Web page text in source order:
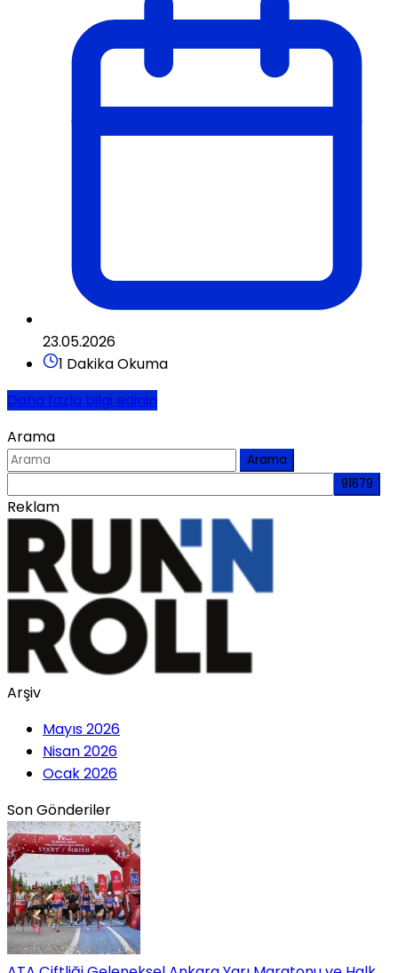
23.05.2026
1 Dakika Okuma
Daha fazla bilgi edinin
Arama
Arama
Reklam
Arşiv
Mayıs 2026
Nisan 2026
Ocak 2026
Son Gönderiler